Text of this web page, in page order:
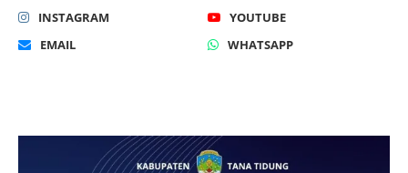
INSTAGRAM
YOUTUBE
EMAIL
WHATSAPP